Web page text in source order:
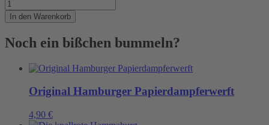
lässiger
Beanie
In den Warenkorb
Noch ein bißchen bummeln?
Original Hamburger Papierdampferwerft
4,90 €